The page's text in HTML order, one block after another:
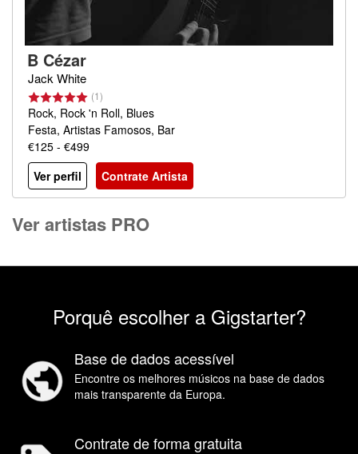
B Cézar
Jack White
(1)
Rock, Rock 'n Roll, Blues
Festa, Artistas Famosos, Bar
€125 - €499
Ver perfil
Contrate Artista
Ver artistas PRO
Porquê escolher a Gigstarter?
Base de dados acessível
Encontre os melhores músicos na base de dados
mais transparente da Europa.
Contrate de forma gratuita